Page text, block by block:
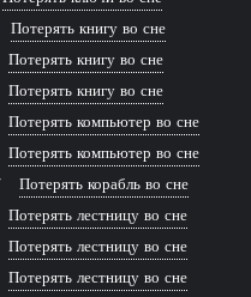
Потерять книгу во сне
Потерять книгу во сне
Потерять книгу во сне
Потерять компьютер во сне
Потерять компьютер во сне
Потерять корабль во сне
Потерять лестницу во сне
Потерять лестницу во сне
Потерять лестницу во сне